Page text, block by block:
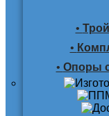
•
•
• Опоры